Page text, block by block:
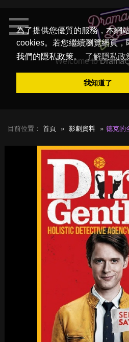
為了提供您優質的服務，本網
cookies。若您繼續瀏覽網頁，
我們的隱私政策。
了解隱私政
我知道了
Welcome to
目前位置： 首頁 影劇資料 德克的